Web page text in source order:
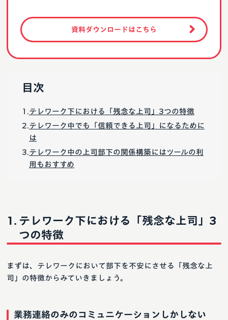
資料ダウンロードはこちら
目次
テレワーク下における「残念な上司」3つの特徴
テレワーク中でも「信頼できる上司」になるために
は
テレワーク中の上司部下の関係構築にはツールの利
用もおすすめ
テレワーク下における「残念な上司」3
つの特徴
まずは、テレワークにおいて部下を不安にさせる「残念な上
司」の特徴からみていきましょう。
業務連絡のみのコミュニケーションしかしない